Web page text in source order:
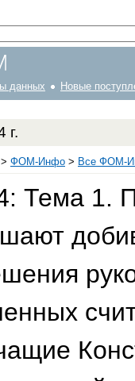
данных Новые
г.
> ФOM-Инфо > Все ФОМ-
1.